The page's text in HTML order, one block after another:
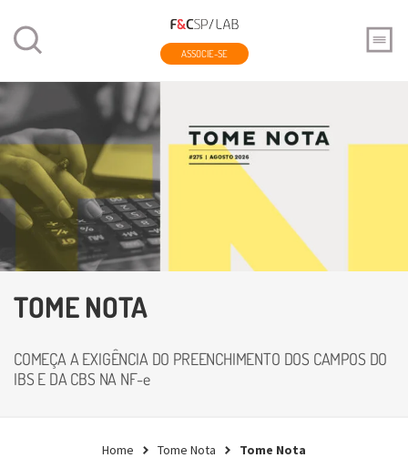
ASSOCIE-SE
TOME NOTA
COMEÇA A EXIGÊNCIA DO PREENCHIMENTO DOS CAMPOS DO
IBS E DA CBS NA NF-e
Home Tome Nota Tome Nota